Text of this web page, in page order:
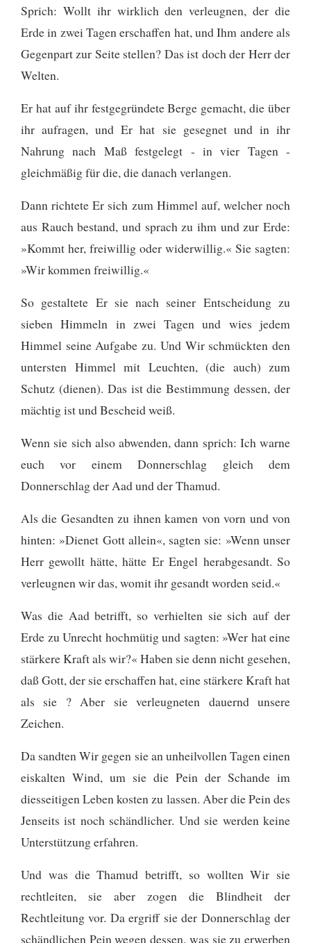
Sprich: Wollt ihr wirklich den verleugnen, der die
Erde in zwei Tagen erschaffen hat, und Ihm andere als
Gegenpart zur Seite stellen? Das ist doch der Herr der
Welten.
Er hat auf ihr festgegründete Berge gemacht, die über
ihr aufragen, und Er hat sie gesegnet und in ihr
Nahrung nach Maß festgelegt - in vier Tagen -
gleichmäßig für die, die danach verlangen.
Dann richtete Er sich zum Himmel auf, welcher noch
aus Rauch bestand, und sprach zu ihm und zur Erde:
»Kommt her, freiwillig oder widerwillig.« Sie sagten:
»Wir kommen freiwillig.«
So gestaltete Er sie nach seiner Entscheidung zu
sieben Himmeln in zwei Tagen und wies jedem
Himmel seine Aufgabe zu. Und Wir schmückten den
untersten Himmel mit Leuchten, (die auch) zum
Schutz (dienen). Das ist die Bestimmung dessen, der
mächtig ist und Bescheid weiß.
Wenn sie sich also abwenden, dann sprich: Ich warne
euch vor einem Donnerschlag gleich dem
Donnerschlag der Aad und der Thamud.
Als die Gesandten zu ihnen kamen von vorn und von
hinten: »Dienet Gott allein«, sagten sie: »Wenn unser
Herr gewollt hätte, hätte Er Engel herabgesandt. So
verleugnen wir das, womit ihr gesandt worden seid.«
Was die Aad betrifft, so verhielten sie sich auf der
Erde zu Unrecht hochmütig und sagten: »Wer hat eine
stärkere Kraft als wir?« Haben sie denn nicht gesehen,
daß Gott, der sie erschaffen hat, eine stärkere Kraft hat
als sie ? Aber sie verleugneten dauernd unsere
Zeichen.
Da sandten Wir gegen sie an unheilvollen Tagen einen
eiskalten Wind, um sie die Pein der Schande im
diesseitigen Leben kosten zu lassen. Aber die Pein des
Jenseits ist noch schändlicher. Und sie werden keine
Unterstützung erfahren.
Und was die Thamud betrifft, so wollten Wir sie
rechtleiten, sie aber zogen die Blindheit der
Rechtleitung vor. Da ergriff sie der Donnerschlag der
schändlichen Pein wegen dessen, was sie zu erwerben